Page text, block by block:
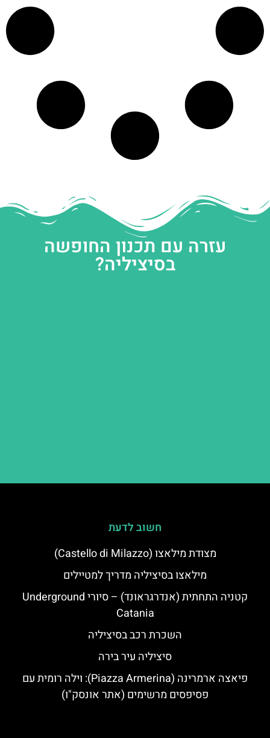
עזרה עם תכנון החופשה
בסיציליה?
חשוב לדעת
מצודת מילאצו (Castello di Milazzo)
מילאצו בסיציליה מדריך למטיילים
קטניה התחתית (אנדרגראונד) – סיורי Underground
Catania
השכרת רכב בסיציליה
סיציליה עיר בירה
פיאצה ארמרינה (Piazza Armerina): וילה רומית עם
פסיפסים מרשימים (אתר אונסק"ו)